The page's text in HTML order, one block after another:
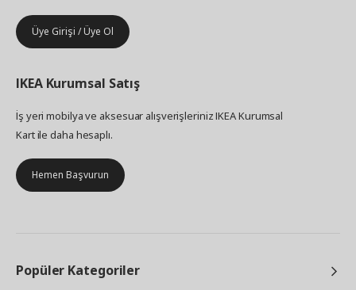
Üye Girişi / Üye Ol
IKEA Kurumsal Satış
İş yeri mobilya ve aksesuar alışverişleriniz IKEA Kurumsal
Kart ile daha hesaplı.
Hemen Başvurun
Popüler Kategoriler